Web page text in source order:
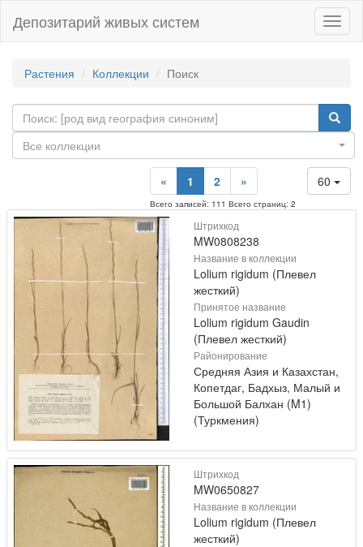
Депозитарий живых систем
Растения Коллекции Поиск
Все коллекции
60
« 1 2 »
Всего записей: 111 Всего страниц: 2
Штрихкод
MW0808238
Название в коллекции
Lolium rigidum (Плевел
жесткий)
Принятое название
Lolium rigidum Gaudin
(Плевел жесткий)
Районирование
Средняя Азия и Казахстан,
Копетдаг, Бадхыз, Малый и
Большой Балхан (M1)
(Туркмения)
Штрихкод
MW0650827
Название в коллекции
Lolium rigidum (Плевел
жесткий)